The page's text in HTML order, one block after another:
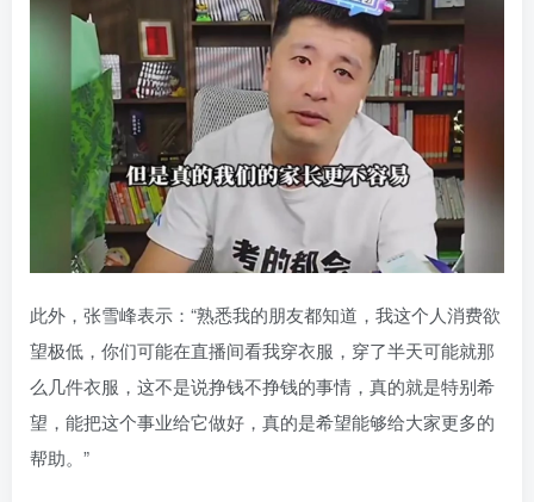
此外，张雪峰表示：“熟悉我的朋友都知道，我这个人消费欲
望极低，你们可能在直播间看我穿衣服，穿了半天可能就那
么几件衣服，这不是说挣钱不挣钱的事情，真的就是特别希
望，能把这个事业给它做好，真的是希望能够给大家更多的
帮助。”